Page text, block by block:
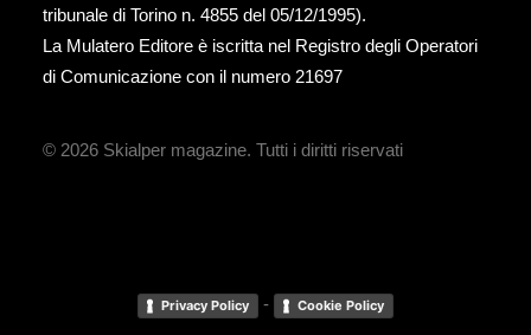
tribunale di Torino n. 4855 del 05/12/1995).
La Mulatero Editore è iscritta nel Registro degli Operatori
di Comunicazione con il numero 21697
© 2026 Skialper magazine. Tutti i diritti riservati
Privacy Policy - Cookie Policy